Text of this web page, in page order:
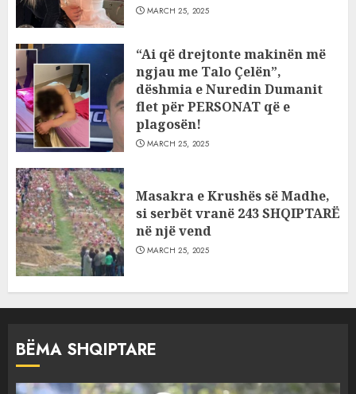
MARCH 25, 2025
“Ai që drejtonte makinën më
ngjau me Talo Çelën”,
dëshmia e Nuredin Dumanit
flet për PERSONAT që e
plagosën!
MARCH 25, 2025
Masakra e Krushës së Madhe,
si serbët vranë 243 SHQIPTARË
në një vend
MARCH 25, 2025
BËMA SHQIPTARE